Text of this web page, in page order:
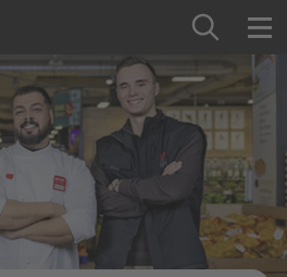
als Arbeitgeber
& Studium
& Werkstudium